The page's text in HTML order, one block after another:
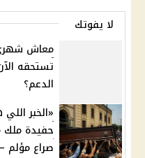
لا يفوتك
معاش
تستحقه
الدعم؟
«الخبر
حفيدة ملك
صراع